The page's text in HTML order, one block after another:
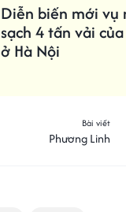
Diễn biến mới vụ
sạch 4 tấn vải
ở Hà Nội
Bài viết
Phương Linh